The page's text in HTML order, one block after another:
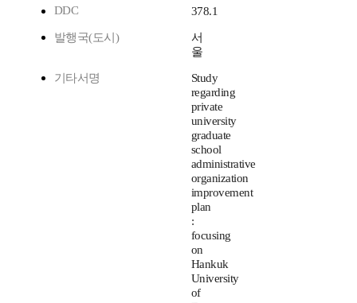
DDC
378.1
발행국(도시)
서
울
기타서명
Study
regarding
private
university
graduate
school
administrative
organization
improvement
plan
:
focusing
on
Hankuk
University
of